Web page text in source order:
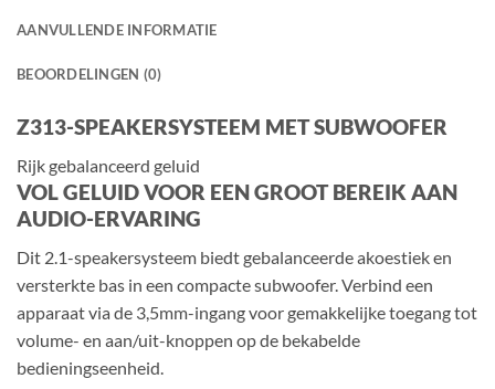
AANVULLENDE INFORMATIE
BEOORDELINGEN (0)
Z313-SPEAKERSYSTEEM MET SUBWOOFER
Rijk gebalanceerd geluid
VOL GELUID VOOR EEN GROOT BEREIK AAN
AUDIO-ERVARING
Dit 2.1-speakersysteem biedt gebalanceerde akoestiek en
versterkte bas in een compacte subwoofer. Verbind een
apparaat via de 3,5mm-ingang voor gemakkelijke toegang tot
volume- en aan/uit-knoppen op de bekabelde
bedieningseenheid.